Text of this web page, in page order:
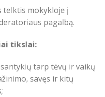
telktis mokykloje į
pagalbą.
tikslai:
tarp tėvų ir vaikų
savęs ir kitų